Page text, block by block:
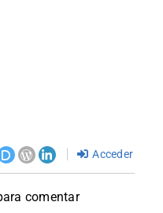
Acceder
comentar